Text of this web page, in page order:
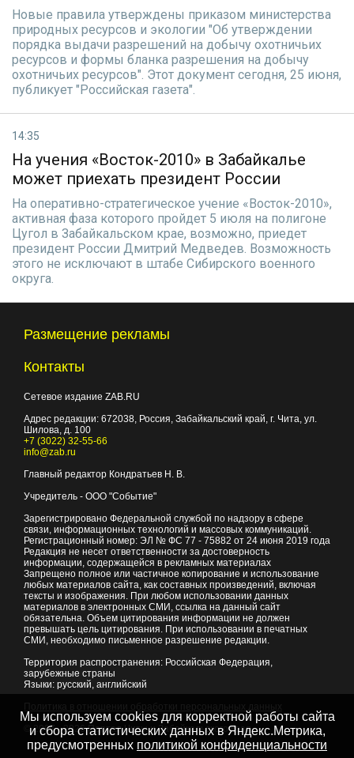
Новые правила утверждены приказом министерства
природных ресурсов и экологии "Об утверждении
порядка выдачи разрешений на добычу охотничьих
ресурсов и формы бланка разрешения на добычу
охотничьих ресурсов". Этот документ сегодня, 25 июня,
публикует "Российская газета".
14:35
На учения «Восток-2010» в Забайкалье
может приехать президент России
На оперативно-стратегическое учение «Восток-2010»,
активная фаза которого пройдет 5 июля на полигоне
Цугол в Забайкальском крае, возможно, приедет
президент России Дмитрий Медведев. Возможность
этого не исключают в штабе Сибирского военного
округа.
Размещение рекламы
Контакты
Сетевое издание ZAB.RU
Адрес редакции: 672038, Россия, Забайкальский край, г. Чита, ул.
Шилова, д. 100
+7 (3022) 32-55-66
info@zab.ru
Главный редактор Кондратьев Н. В.
Учредитель - ООО "Событие"
Зарегистрировано Федеральной службой по надзору в сфере
связи, информационных технологий и массовых коммуникаций.
Регистрационный номер: ЭЛ № ФС 77 - 75882 от 24 июня 2019 года
Редакция не несет ответственности за достоверность
информации, содержащейся в рекламных материалах
Запрещено полное или частичное копирование и использование
любых материалов сайта, как составных произведений, включая
тексты и изображения. При любом использовании данных
материалов в электронных СМИ, ссылка на данный сайт
обязательна. Объем цитирования информации не должен
превышать цель цитирования. При использовании в печатных
СМИ, необходимо письменное разрешение редакции.
Территория распространения: Российская Федерация,
зарубежные страны
Языки: русский, английский
© 2007 - 2026Портал Читы и Забайкальского края
Мы используем cookies для корректной работы сайта
и сбора статистических данных в Яндекс.Метрика,
предусмотренных политикой конфиденциальности